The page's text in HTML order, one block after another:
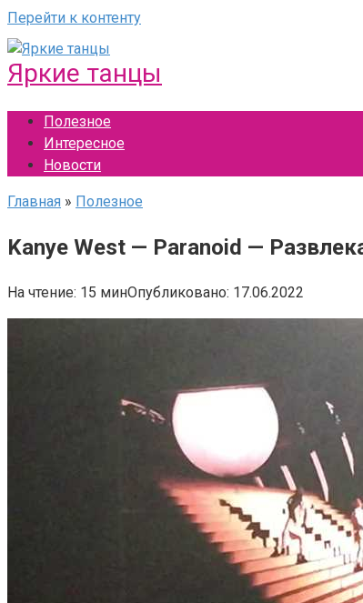
Перейти к контенту
Яркие танцы
Полезное
Интересное
Новости
Главная » Полезное
Kanye West — Paranoid —
На чтение: 15 минОпубликовано: 17.06.2022